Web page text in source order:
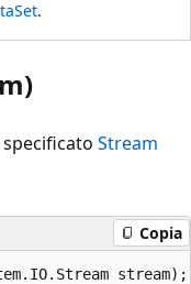
.
Stream
Copia
stream);